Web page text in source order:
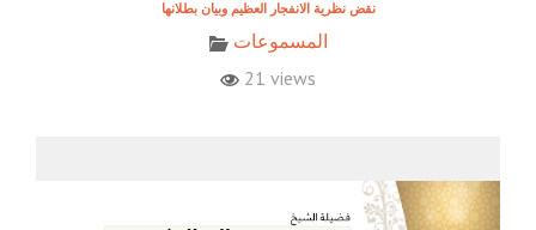
نقض نظرية الانفجار العظيم وبيان بطلانها
المسموعات
21 views